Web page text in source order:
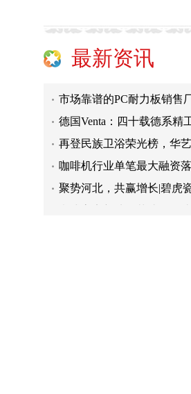
最新资讯
抢占万亿特种乳蓝海 域乳
德国Venta：四十载德系精
咖啡机行业单笔最大融资
聚势河北，共赢增长|碧虎
意式高定新地标落成！百